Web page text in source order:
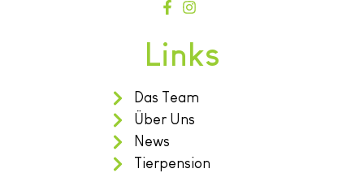
Links
Das Team
Über Uns
News
Tierpension